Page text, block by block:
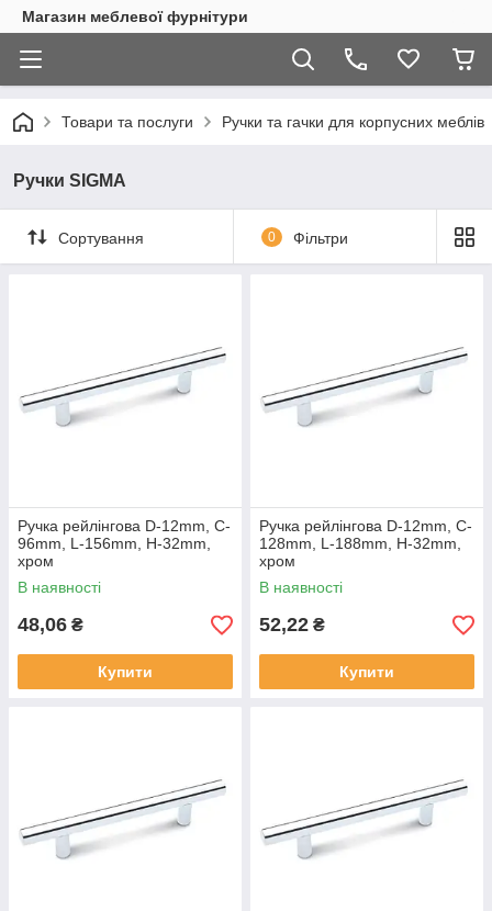
Магазин меблевої фурнітури
Товари та послуги Ручки та гачки для корпусних меблів
Ручки SIGMA
Сортування 0 Фільтри
Ручка рейлінгова D-12mm, C-
96mm, L-156mm, H-32mm,
хром
В наявності
48,06 ₴
Купити
Ручка рейлінгова D-12mm, C-
128mm, L-188mm, H-32mm,
хром
В наявності
52,22 ₴
Купити